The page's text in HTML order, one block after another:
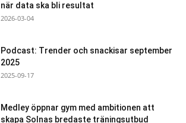
när data ska bli resultat
2026-03-04
Podcast: Trender och snackisar september
2025
2025-09-17
Medley öppnar gym med ambitionen att
skapa Solnas bredaste träningsutbud